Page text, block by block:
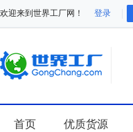
欢迎来到世界工厂网！ 登录
首页 优质货源